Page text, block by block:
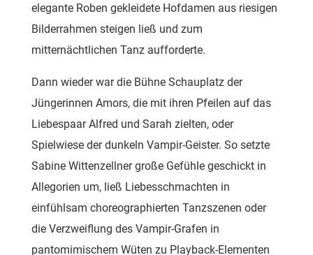
elegante Roben gekleidete Hofdamen aus riesigen
Bilderrahmen steigen ließ und zum
mitternächtlichen Tanz aufforderte.
Dann wieder war die Bühne Schauplatz der
Jüngerinnen Amors, die mit ihren Pfeilen auf das
Liebespaar Alfred und Sarah zielten, oder
Spielwiese der dunkeln Vampir-Geister. So setzte
Sabine Wittenzellner große Gefühle geschickt in
Allegorien um, ließ Liebesschmachten in
einfühlsam choreographierten Tanzszenen oder
die Verzweiflung des Vampir-Grafen in
pantomimischem Wüten zu Playback-Elementen